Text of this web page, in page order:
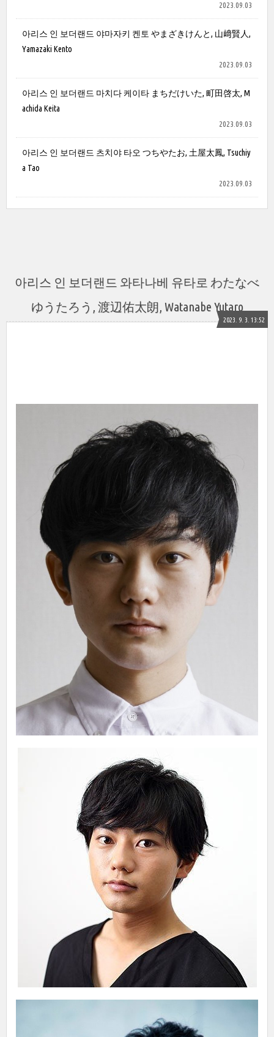
2023.09.03
아리스 인 보더랜드 야마자키 켄토 やまざきけんと, 山﨑賢人,
Yamazaki Kento
2023.09.03
아리스 인 보더랜드 마치다 케이타 まちだけいた, 町田啓太, M
achida Keita
2023.09.03
아리스 인 보더랜드 츠치야 타오 つちやたお, 土屋太鳳, Tsuchiy
a Tao
2023.09.03
아리스 인 보더랜드 와타나베 유타로 わたなべ
ゆうたろう, 渡辺佑太朗, Watanabe Yutaro
2023. 9. 3. 13:52